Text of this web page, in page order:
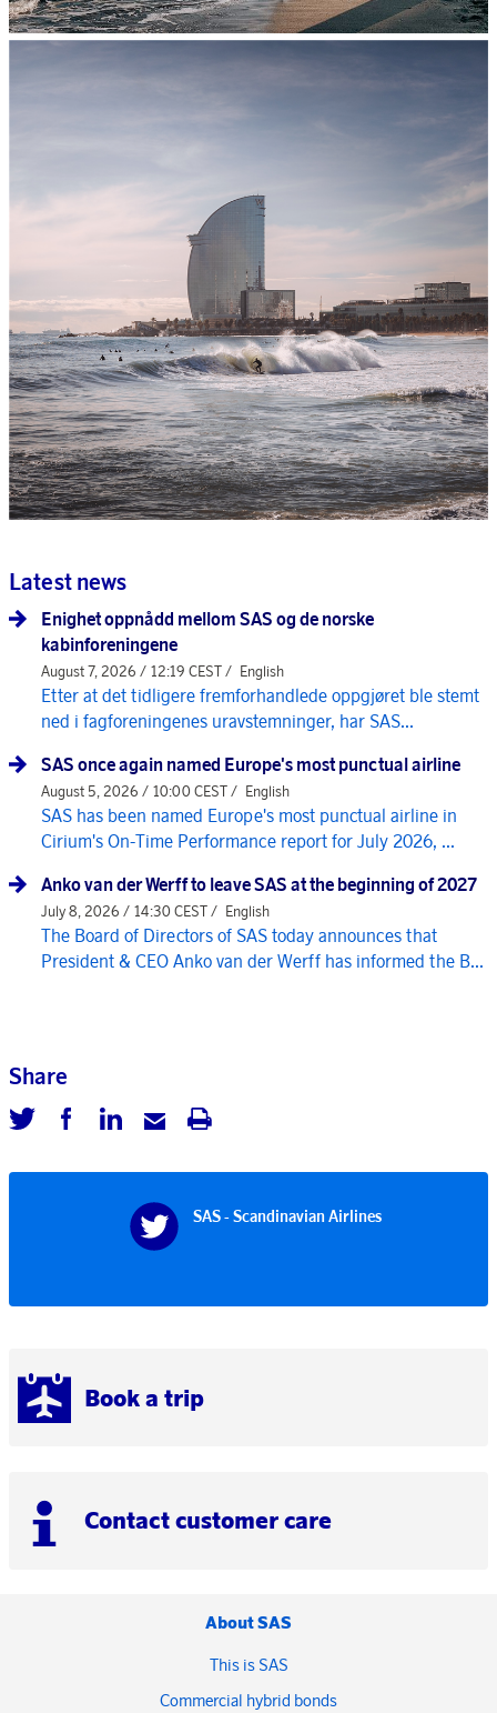
Book a trip
Contact customer care
Latest news
Enighet oppnådd mellom SAS og de norske
kabinforeningene
August 7, 2026 / 12:19 CEST / English
Etter at det tidligere fremforhandlede oppgjøret ble stemt
ned i fagforeningenes uravstemninger, har SAS...
SAS once again named Europe's most punctual airline
August 5, 2026 / 10:00 CEST / English
SAS has been named Europe's most punctual airline in
Cirium's On-Time Performance report for July 2026, ...
Anko van der Werff to leave SAS at the beginning of 2027
July 8, 2026 / 14:30 CEST / English
The Board of Directors of SAS today announces that
President & CEO Anko van der Werff has informed the B...
Share
SAS - Scandinavian Airlines
About SAS
This is SAS
Commercial hybrid bonds